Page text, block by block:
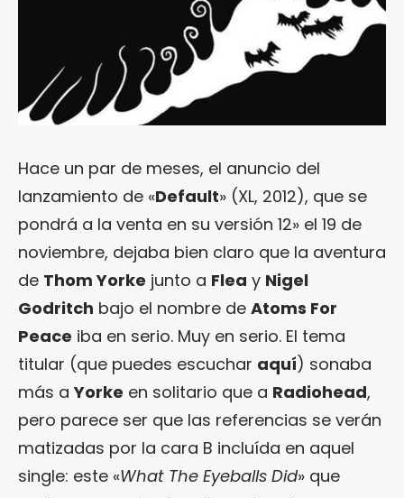
Hace un par de meses, el anuncio del
lanzamiento de «Default» (XL, 2012), que se
pondrá a la venta en su versión 12» el 19 de
noviembre, dejaba bien claro que la aventura
de Thom Yorke junto a Flea y Nigel
Godritch bajo el nombre de Atoms For
Peace iba en serio. Muy en serio. El tema
titular (que puedes escuchar aquí) sonaba
más aYorke en solitario que a Radiohead,
pero parece ser que las referencias se verán
matizadas por la cara B incluída en aquel
single: este «What The Eyeballs Did» que